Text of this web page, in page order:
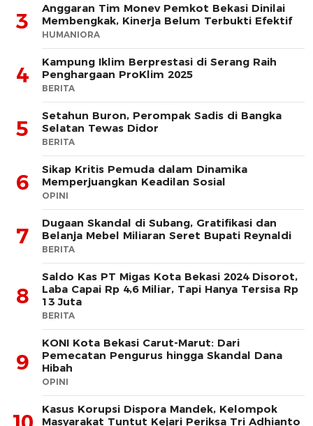
3
Anggaran Tim Monev Pemkot Bekasi Dinilai
Membengkak, Kinerja Belum Terbukti Efektif
HUMANIORA
4
Kampung Iklim Berprestasi di Serang Raih
Penghargaan ProKlim 2025
BERITA
5
Setahun Buron, Perompak Sadis di Bangka
Selatan Tewas Didor
BERITA
6
Sikap Kritis Pemuda dalam Dinamika
Memperjuangkan Keadilan Sosial
OPINI
7
Dugaan Skandal di Subang, Gratifikasi dan
Belanja Mebel Miliaran Seret Bupati Reynaldi
BERITA
8
Saldo Kas PT Migas Kota Bekasi 2024 Disorot,
Laba Capai Rp 4,6 Miliar, Tapi Hanya Tersisa Rp
13 Juta
BERITA
9
KONI Kota Bekasi Carut-Marut: Dari
Pemecatan Pengurus hingga Skandal Dana
Hibah
OPINI
Kasus Korupsi Dispora Mandek, Kelompok
Masyarakat Tuntut Kejari Periksa Tri Adhianto